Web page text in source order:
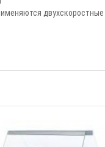
двухскоростные